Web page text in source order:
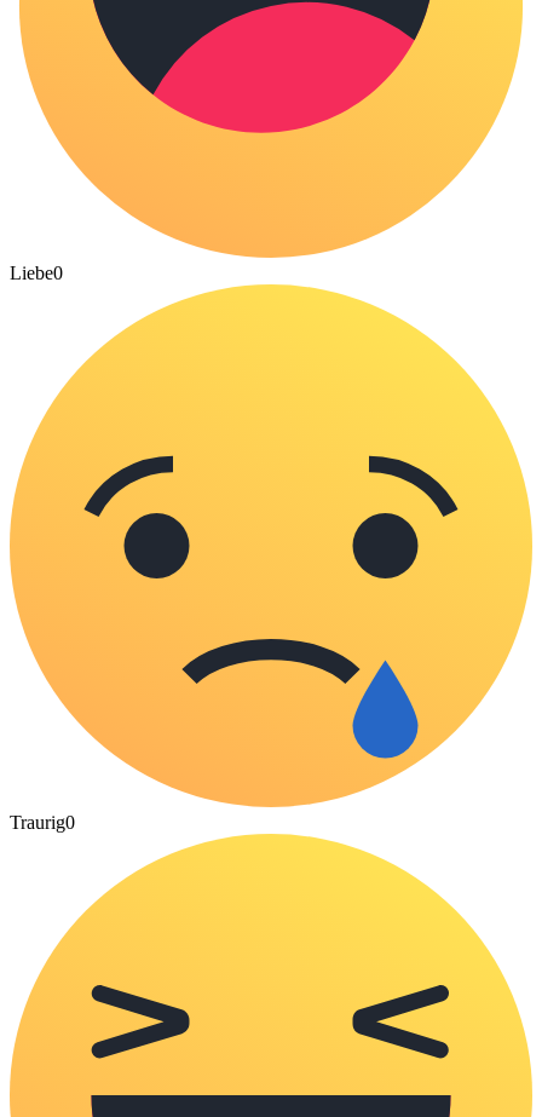
Liebe0
Traurig0